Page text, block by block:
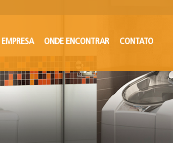
EMPRESA ONDE ENCONTRAR CONTATO